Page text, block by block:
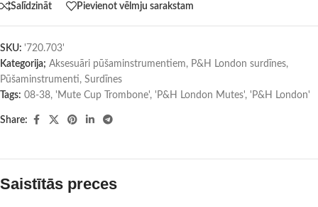
Salīdzināt Pievienot vēlmju sarakstam
SKU: '720.703'
Kategorija; Aksesuāri pūšaminstrumentiem, P&H London surdīnes,
Pūšaminstrumenti, Surdīnes
Tags: 08-38, 'Mute Cup Trombone', 'P&H London Mutes', 'P&H London'
Share:
Saistītās preces